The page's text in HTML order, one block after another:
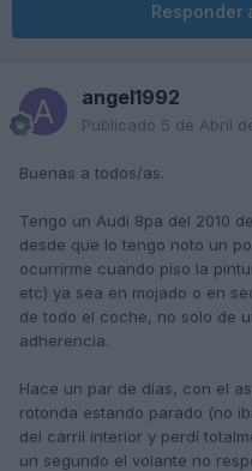
Responder
angel1992
Publicado 5 de Abril
Buenas a todos/as.
Tengo un Audi 8pa del 2010
desde que lo tengo noto un
ocurrirme cuando piso la
etc) ya sea en mojado o en
de todo el coche, no solo de
adherencia.
Hace un par de dias, con el
rotonda estando parado (no
del carril interior y perdí
un segundo el volante no